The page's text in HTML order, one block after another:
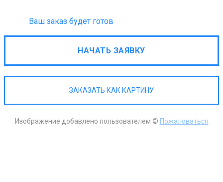
Ваш заказ будет готов
НАЧАТЬ ЗАЯВКУ
ЗАКАЗАТЬ КАК КАРТИНУ
Изображение добавлено пользователем © Пожаловаться